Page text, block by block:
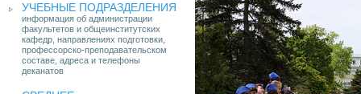
УЧЕБНЫЕ ПОДРАЗДЕЛЕНИЯ
информация об администрации
факультетов и общеинститутских
кафедр, направлениях подготовки,
профессорско-преподавательском
составе, адреса и телефоны
деканатов